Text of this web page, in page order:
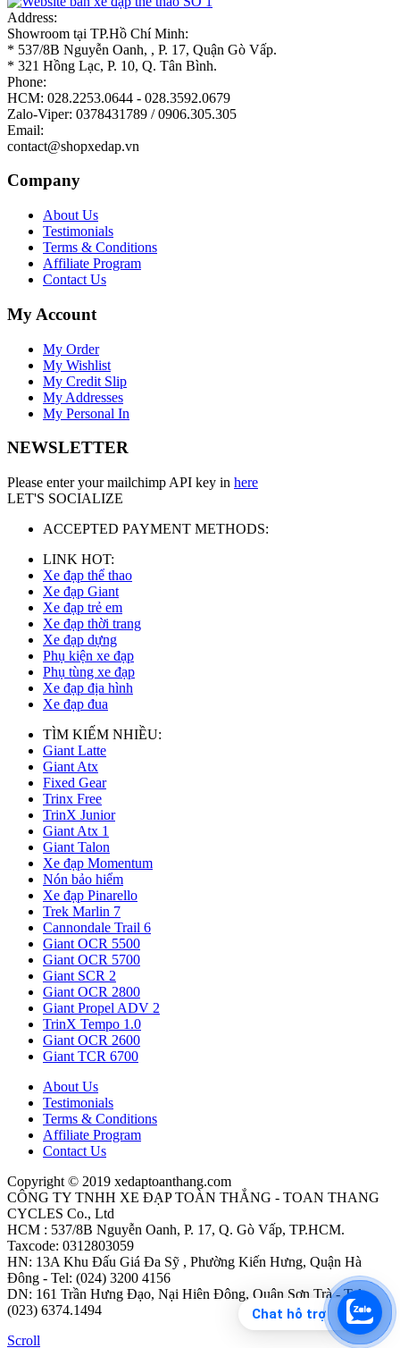
Chat hỗ trợ
Address:
Showroom tại TP.Hồ Chí Minh:
* 537/8B Nguyễn Oanh, , P. 17, Quận Gò Vấp.
* 321 Hồng Lạc, P. 10, Q. Tân Bình.
Phone:
HCM: 028.2253.0644 - 028.3592.0679
Zalo-Viper: 0378431789 / 0906.305.305
Email:
contact@shopxedap.vn
Company
About Us
Testimonials
Terms & Conditions
Affiliate Program
Contact Us
My Account
My Order
My Wishlist
My Credit Slip
My Addresses
My Personal In
NEWSLETTER
Please enter your mailchimp API key in here
LET'S SOCIALIZE
ACCEPTED PAYMENT METHODS:
LINK HOT:
Xe đạp thể thao
Xe đạp Giant
Xe đạp trẻ em
Xe đạp thời trang
Xe đạp dựng
Phụ kiện xe đạp
Phụ tùng xe đạp
Xe đạp địa hình
Xe đạp đua
TÌM KIẾM NHIỀU:
Giant Latte
Giant Atx
Fixed Gear
Trinx Free
TrinX Junior
Giant Atx 1
Giant Talon
Xe đạp Momentum
Nón bảo hiểm
Xe đạp Pinarello
Trek Marlin 7
Cannondale Trail 6
Giant OCR 5500
Giant OCR 5700
Giant SCR 2
Giant OCR 2800
Giant Propel ADV 2
TrinX Tempo 1.0
Giant OCR 2600
Giant TCR 6700
About Us
Testimonials
Terms & Conditions
Affiliate Program
Contact Us
Copyright © 2019 xedaptoanthang.com
CÔNG TY TNHH XE ĐẠP TOÀN THẮNG - TOAN THANG
CYCLES Co., Ltd
HCM : 537/8B Nguyễn Oanh, P. 17, Q. Gò Vấp, TP.HCM.
Taxcode: 0312803059
HN: 13A Khu Đấu Giá Đa Sỹ , Phường Kiến Hưng, Quận Hà
Đông - Tel: (024) 3200 4156
DN: 161 Trần Hưng Đạo, Nại Hiên Đông, Quận Sơn Trà - Tel:
(023) 6374.1494
Scroll